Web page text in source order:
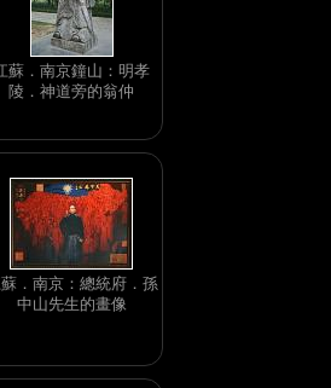
蘇．南京鐘山：明孝
陵．神道旁的翁仲
．南京：總統府．孫
中山先生的畫像